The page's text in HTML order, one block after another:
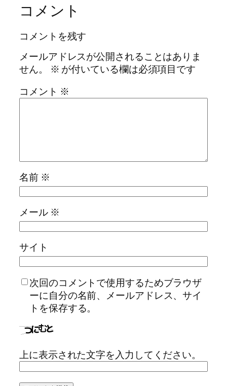
コメント
コメントを残す
メールアドレスが公開されることはありま
せん。
※ が付いている欄は必須項目です
コメント ※
名前 ※
メール ※
サイト
次回のコメントで使用するためブラウザ
ーに自分の名前、メールアドレス、サイ
トを保存する。
上に表示された文字を入力してください。